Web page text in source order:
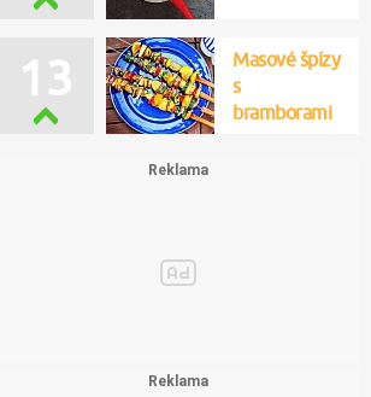
13
Masové špízy
s
bramborami